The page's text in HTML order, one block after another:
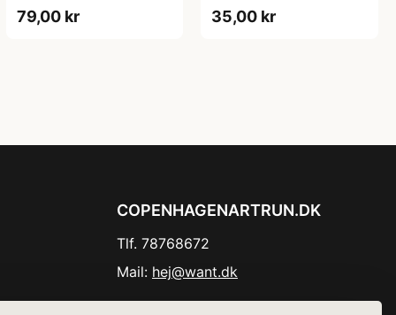
79,00 kr 35,00 kr
COPENHAGENARTRUN.DK
Tlf. 78768672
Mail: hej@want.dk